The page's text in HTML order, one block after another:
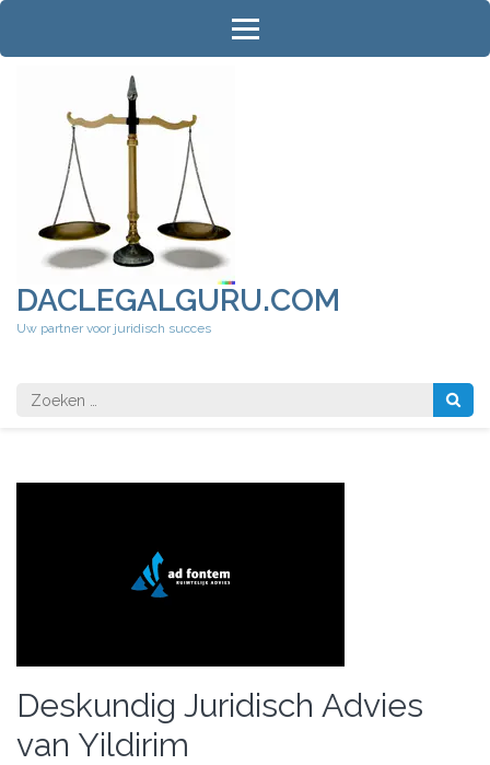
Ga
inhoud
DACLEGALGURU.COM
Uw partner voor juridisch succes
Zoeken
naar:
Deskundig Juridisch Advies
van Yildirim